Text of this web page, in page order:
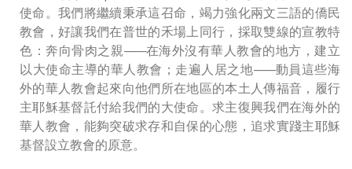
使命。我們將繼續秉承這召命，竭力強化兩文三語的僑民
教會，好讓我們在普世的禾場上同行，採取雙線的宣教特
色：奔向骨肉之親——在海外沒有華人教會的地方，建立
以大使命主導的華人教會；走遍人居之地——動員這些海
外的華人教會起來向他們所在地區的本土人傳福音，履行
主耶穌基督託付給我們的大使命。求主復興我們在海外的
華人教會，能夠突破求存和自保的心態，追求實踐主耶穌
基督設立教會的原意。